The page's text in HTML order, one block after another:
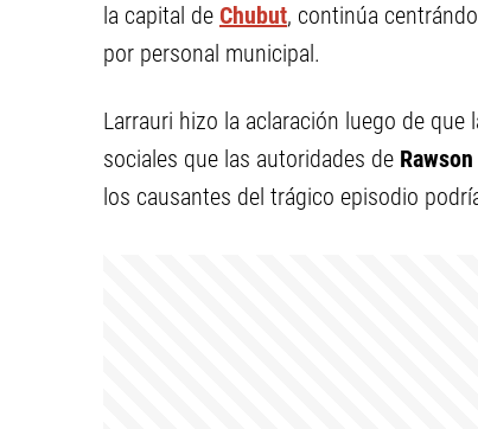
la capital de Chubut, continúa
por personal municipal.
Larrauri hizo la aclaración luego de que
sociales que las autoridades de Rawson
los causantes del trágico episodio